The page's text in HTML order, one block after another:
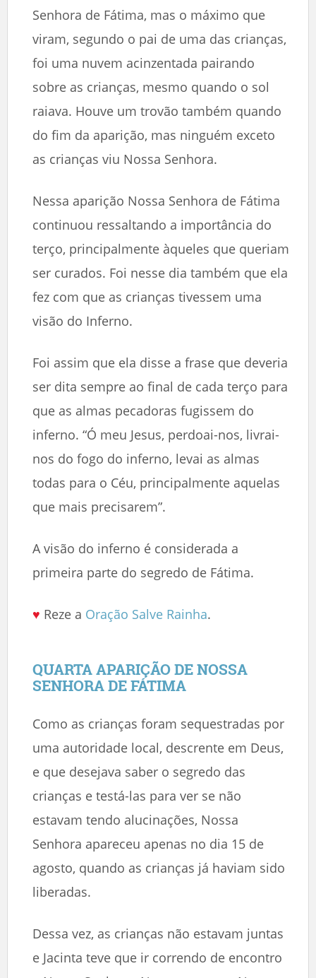
Senhora de Fátima, mas o máximo que
viram, segundo o pai de uma das crianças,
foi uma nuvem acinzentada pairando
sobre as crianças, mesmo quando o sol
raiava. Houve um trovão também quando
do fim da aparição, mas ninguém exceto
as crianças viu Nossa Senhora.
Nessa aparição Nossa Senhora de Fátima
continuou ressaltando a importância do
terço, principalmente àqueles que queriam
ser curados. Foi nesse dia também que ela
fez com que as crianças tivessem uma
visão do Inferno.
Foi assim que ela disse a frase que deveria
ser dita sempre ao final de cada terço para
que as almas pecadoras fugissem do
inferno. “Ó meu Jesus, perdoai-nos, livrai-
nos do fogo do inferno, levai as almas
todas para o Céu, principalmente aquelas
que mais precisarem”.
A visão do inferno é considerada a
primeira parte do segredo de Fátima.
♥ Reze a Oração Salve Rainha.
QUARTA APARIÇÃO DE NOSSA
SENHORA DE FÁTIMA
Como as crianças foram sequestradas por
uma autoridade local, descrente em Deus,
e que desejava saber o segredo das
crianças e testá-las para ver se não
estavam tendo alucinações, Nossa
Senhora apareceu apenas no dia 15 de
agosto, quando as crianças já haviam sido
liberadas.
Dessa vez, as crianças não estavam juntas
e Jacinta teve que ir correndo de encontro